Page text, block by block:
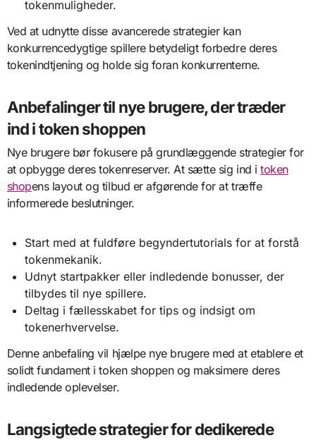
tokenmuligheder.
Ved at udnytte disse avancerede strategier kan
konkurrencedygtige spillere betydeligt forbedre deres
tokenindtjening og holde sig foran konkurrenterne.
Anbefalinger til nye brugere, der træder
ind i token shoppen
Nye brugere bør fokusere på grundlæggende strategier for
at opbygge deres tokenreserver. At sætte sig ind itoken
shopens layout og tilbud er afgørende for at træffe
informerede beslutninger.
Start med at fuldføre begyndertutorials for at forstå
tokenmekanik.
Udnyt startpakker eller indledende bonusser, der
tilbydes til nye spillere.
Deltag i fællesskabet for tips og indsigt om
tokenerhvervelse.
Denne anbefaling vil hjælpe nye brugere med at etablere et
solidt fundament i token shoppen og maksimere deres
indledende oplevelser.
Langsigtede strategier for dedikerede